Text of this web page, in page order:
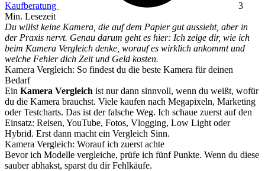
Kaufberatung
3
Min. Lesezeit
Du willst keine Kamera, die auf dem Papier gut aussieht, aber in
der Praxis nervt. Genau darum geht es hier: Ich zeige dir, wie ich
beim Kamera Vergleich denke, worauf es wirklich ankommt und
welche Fehler dich Zeit und Geld kosten.
Kamera Vergleich: So findest du die beste Kamera für deinen
Bedarf
Ein Kamera Vergleich ist nur dann sinnvoll, wenn du weißt, wofür
du die Kamera brauchst. Viele kaufen nach Megapixeln, Marketing
oder Testcharts. Das ist der falsche Weg. Ich schaue zuerst auf den
Einsatz: Reisen, YouTube, Fotos, Vlogging, Low Light oder
Hybrid. Erst dann macht ein Vergleich Sinn.
Kamera Vergleich: Worauf ich zuerst achte
Bevor ich Modelle vergleiche, prüfe ich fünf Punkte. Wenn du diese
sauber abhakst, sparst du dir Fehlkäufe.